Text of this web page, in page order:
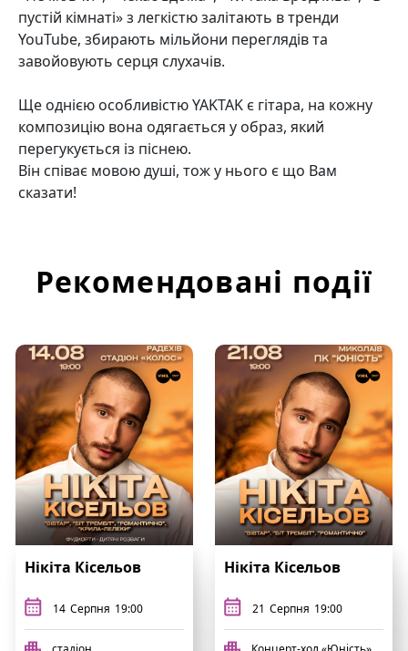
пустій кімнаті» з легкістю залітають в тренди
YouTube, збирають мільйони переглядів та
завойовують серця слухачів.
Ще однією особливістю YAKTAK є гітара, на кожну
композицію вона одягається у образ, який
перегукується із піснею.
Він співає мовою душі, тож у нього є що Вам
сказати!
Рекомендовані події
Нікіта Кісельов
14 Серпня 19:00
Нікіта Кісельов
21 Серпня 19:00